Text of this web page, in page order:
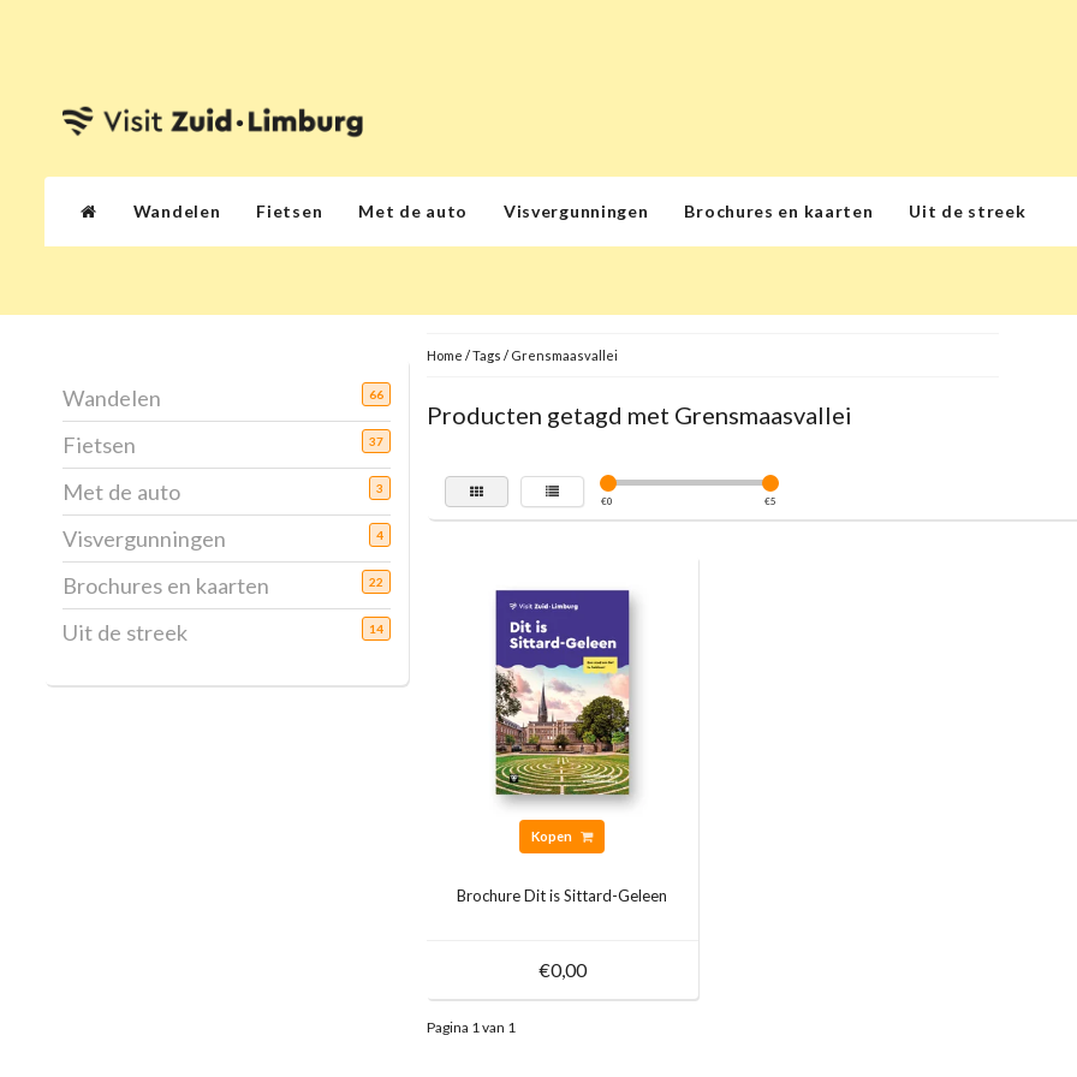
Wandelen Fietsen Met de auto Visvergunningen Brochures en kaarten Uit de streek
Wandelen 66
Fietsen 37
Met de auto 3
Visvergunningen 4
Brochures en kaarten 22
Uit de streek 14
Home /Tags / Grensmaasvallei
Producten getagd met Grensmaasvallei
€0 €5
Kopen
Brochure Dit is Sittard-Geleen
€0,00
Pagina 1 van 1